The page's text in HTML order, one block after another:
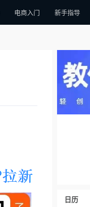
电商入门 新手指导
日历